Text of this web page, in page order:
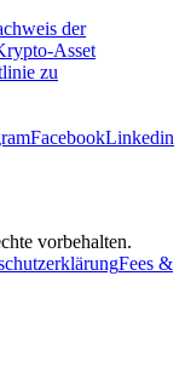
der
Asset
zu
FacebookLinkedin
vorbehalten.
Fees &